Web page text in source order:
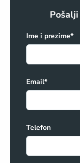
Ime i prezime*
Email*
Telefon